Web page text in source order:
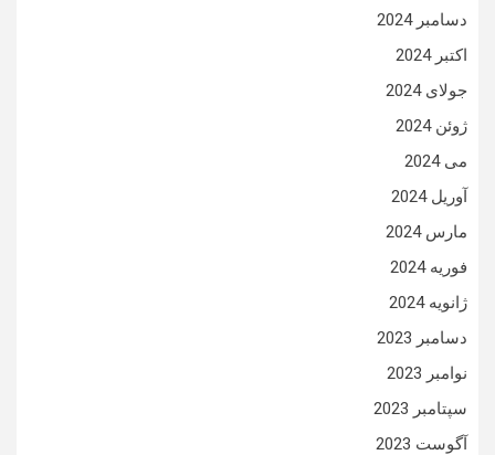
دسامبر 2024
اکتبر 2024
جولای 2024
ژوئن 2024
می 2024
آوریل 2024
مارس 2024
فوریه 2024
ژانویه 2024
دسامبر 2023
نوامبر 2023
سپتامبر 2023
آگوست 2023